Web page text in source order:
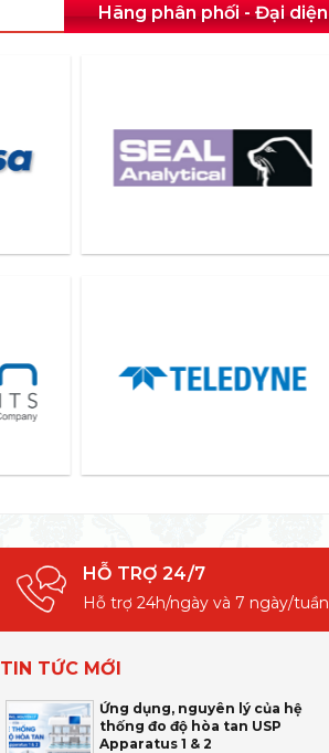
Hãng phân phối - Đại diện
HỖ TRỢ 24/7
Hỗ trợ 24h/ngày và 7 ngày/tuần
TIN TỨC MỚI
Ứng dụng, nguyên lý của hệ
thống đo độ hòa tan USP
Apparatus 1 & 2